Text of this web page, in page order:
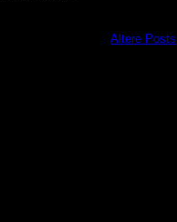
Ältere Posts